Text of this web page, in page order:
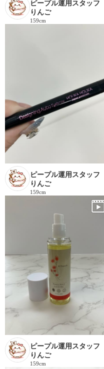
ピープル運用スタッフ
りんご
159cm
ピープル運用スタッフ
りんご
159cm
ピープル運用スタッフ
りんご
159cm